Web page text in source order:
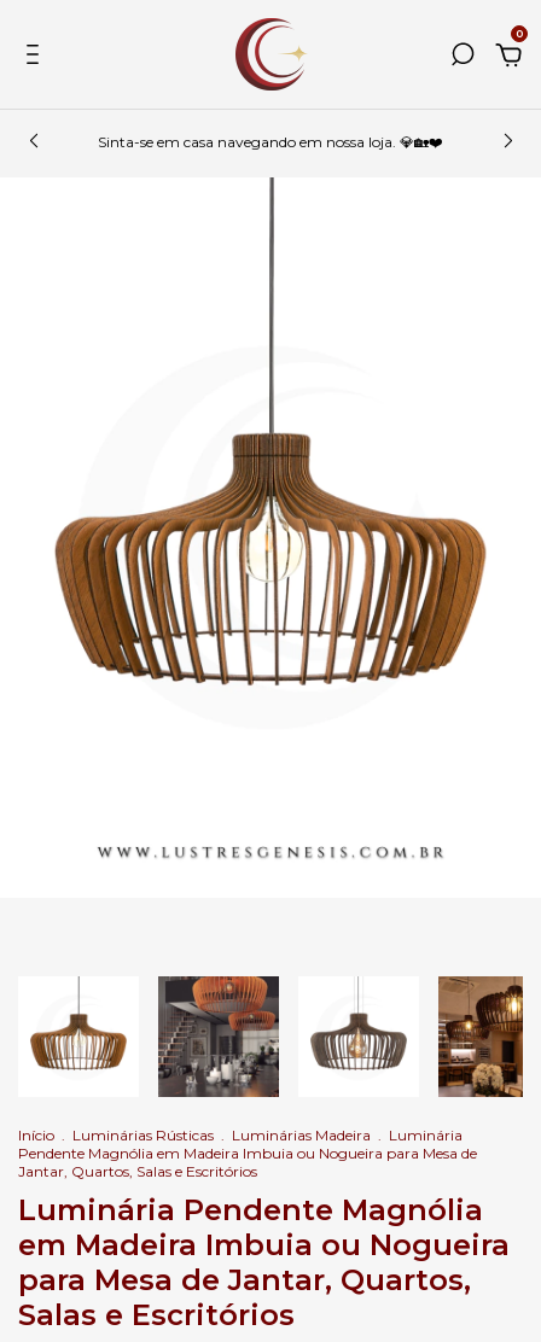
0
Sinta-se em casa navegando em nossa loja. 💎🏡❤️
Início . Luminárias Rústicas . Luminárias Madeira . Luminária
Pendente Magnólia em Madeira Imbuia ou Nogueira para Mesa de
Jantar, Quartos, Salas e Escritórios
Luminária Pendente Magnólia
em Madeira Imbuia ou Nogueira
para Mesa de Jantar, Quartos,
Salas e Escritórios